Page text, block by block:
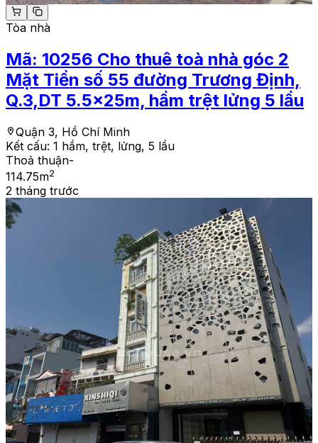
Tòa nhà
Mã: 10256 Cho thuê toà nhà góc 2
Mặt Tiền số 55 đường Trương Định,
Q.3,DT 5.5x25m, hầm trệt lửng 5 lầu
Quận 3, Hồ Chí Minh
Kết cấu: 1 hầm, trệt, lửng, 5 lầu
Thoả thuận-
114.75m2
2 tháng trước